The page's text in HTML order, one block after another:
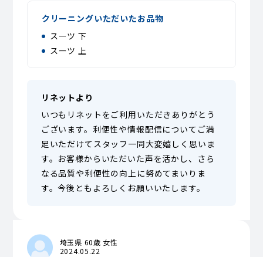
クリーニングいただいたお品物
スーツ 下
スーツ 上
リネットより
いつもリネットをご利用いただきありがとう
ございます。利便性や情報配信についてご満
足いただけてスタッフ一同大変嬉しく思いま
す。お客様からいただいた声を活かし、さら
なる品質や利便性の向上に努めてまいりま
す。今後ともよろしくお願いいたします。
埼玉県 60歳 女性
2024.05.22